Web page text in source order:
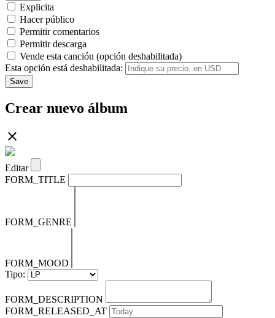
Explicita
Hacer público
Permitir comentarios
Permitir descarga
Vende esta canción (opción deshabilitada)
Esta opción está deshabilitada:
Save
Crear nuevo álbum
Editar
FORM_TITLE
FORM_GENRE
FORM_MOOD
Tipo:
FORM_DESCRIPTION
FORM_RELEASED_AT